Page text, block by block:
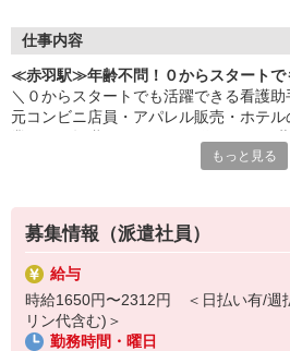
仕事内容
≪赤羽駅≫年齢不問！０からスタートで
＼０からスタートでも活躍できる看護助
元コンビニ店員・アパレル販売・ホテ
＊シーツ交換
＊患者さんの誘導
＊入浴や食事などの介助 など
環境、待遇どちらも良好◎
病院勤務が初めての方の定着率も高め☆
もっと見る
募集情報（派遣社員）
給与
時給1650円〜2312円 ＜日払い有/週
リン代含む)＞
勤務時間・曜日